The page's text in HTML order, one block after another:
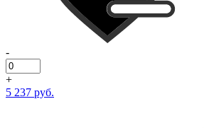
-
+
5 237 руб.